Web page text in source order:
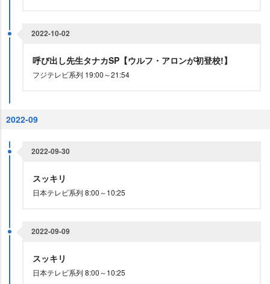
2022-10-02
呼び出し先生タナカSP【ウルフ・アロンが初登校!】
フジテレビ系列 19:00～21:54
2022-09
2022-09-30
スッキリ
日本テレビ系列 8:00～10:25
2022-09-09
スッキリ
日本テレビ系列 8:00～10:25